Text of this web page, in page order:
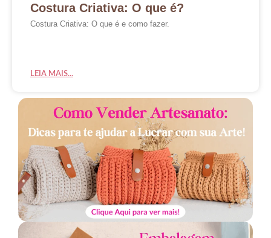
Costura Criativa: O que é?
Costura Criativa: O que é e como fazer.
LEIA MAIS...